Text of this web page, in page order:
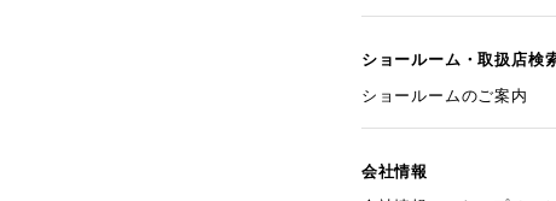
ショールーム・取扱店検
ショールームのご案内
会社情報